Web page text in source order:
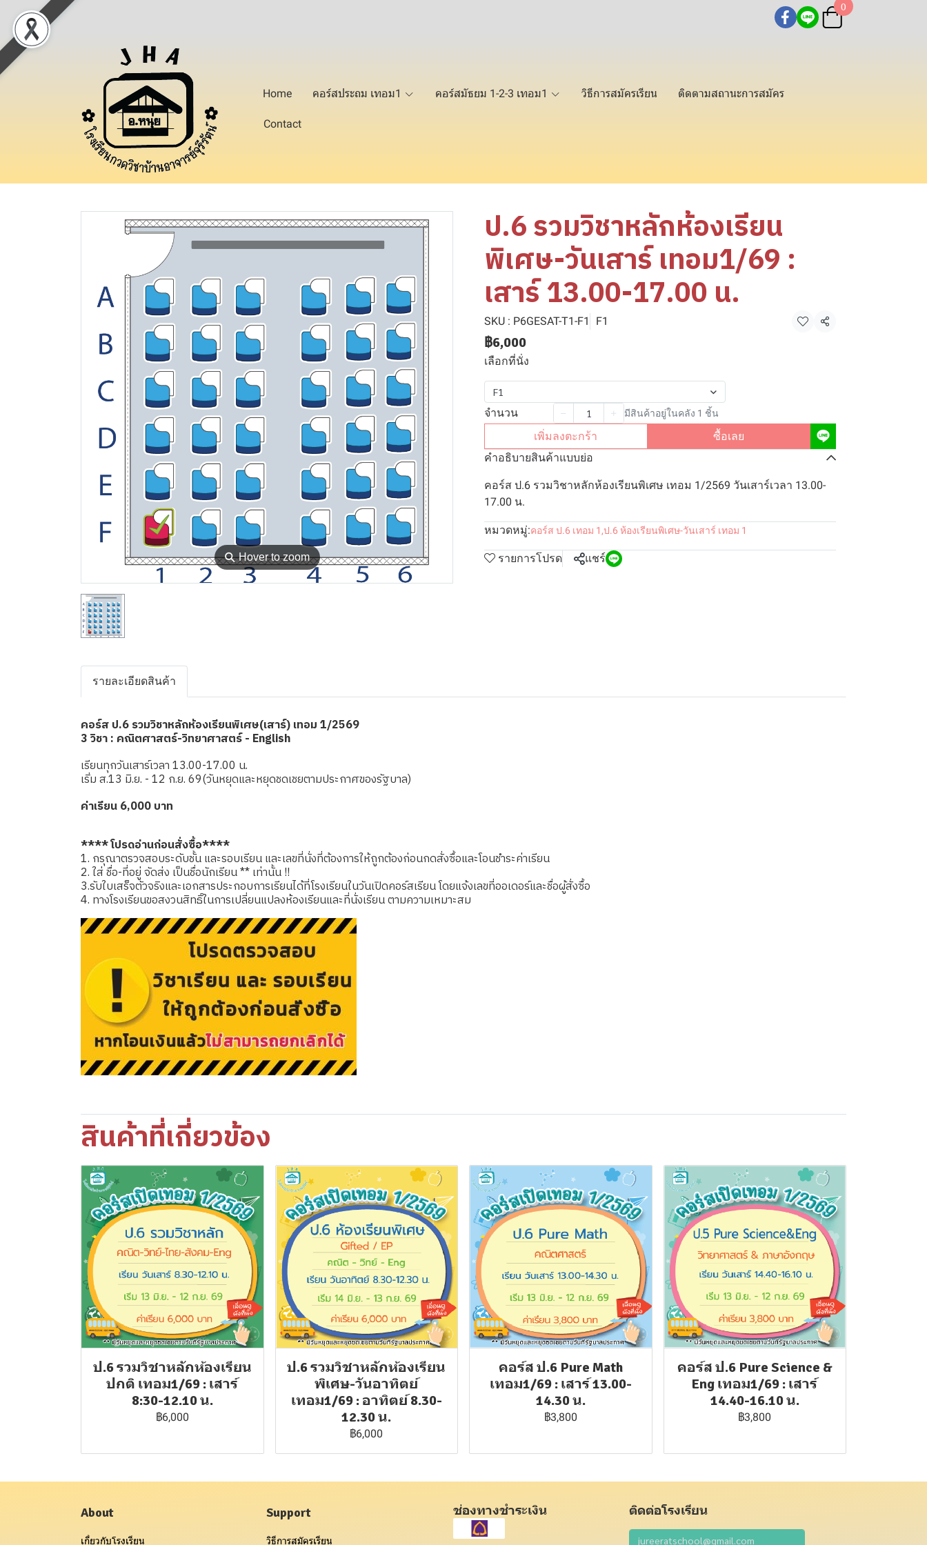
0
Home คอร์สประถม เทอม1 คอร์สมัธยม 1-2-3 เทอม1 วิธีการสมัครเรียน ติดตามสถานะการสมัคร
Contact
⚲Hover to zoom
ป.6 รวมวิชาหลักห้องเรียน
พิเศษ-วันเสาร์ เทอม1/69 :
เสาร์ 13.00-17.00 น.
SKU : P6GESAT-T1-F1 F1 แชร์
฿6,000
เลือกที่นั่ง
F1
จำนวน มีสินค้าอยู่ในคลัง 1 ชิ้น
เพิ่มลงตะกร้า
ซื้อเลย
คำอธิบายสินค้าแบบย่อ
คอร์ส ป.6 รวมวิชาหลักห้องเรียนพิเศษ เทอม 1/2569 วันเสาร์เวลา 13.00-
17.00 น.
หมวดหมู่:คอร์ส ป.6 เทอม 1 ,ป.6 ห้องเรียนพิเศษ-วันเสาร์ เทอม 1
รายการโปรด แชร์
รายละเอียดสินค้า
คอร์ส ป.6 รวมวิชาหลักห้องเรียนพิเศษ(เสาร์) เทอม 1/2569
3 วิชา : คณิตศาสตร์-วิทยาศาสตร์ - English
เรียนทุกวันเสาร์เวลา 13.00-17.00 น.
เริ่ม ส.13 มิ.ย. - 12 ก.ย. 69(วันหยุดและหยุดชดเชยตามประกาศของรัฐบาล)
ค่าเรียน 6,000 บาท
**** โปรดอ่านก่อนสั่งซื้อ****
1. กรุณาตรวจสอบระดับชั้น และรอบเรียน และเลขที่นั่งที่ต้องการให้ถูกต้องก่อนกดสั่งซื้อและโอนชำระค่าเรียน
2. ใส่ ชื่อ-ที่อยู่ จัดส่ง เป็นชื่อนักเรียน ** เท่านั้น !!
3.รับใบเสร็จตัวจริงและเอกสารประกอบการเรียนได้ที่โรงเรียนในวันเปิดคอร์สเรียน โดยแจ้งเลขที่ออเดอร์และชื่อผู้สั่งซื้อ
4. ทางโรงเรียนขอสงวนสิทธิ์ในการเปลี่ยนแปลงห้องเรียนและที่นั่งเรียน ตามความเหมาะสม
สินค้าที่เกี่ยวข้อง
ป.6 รวมวิชาหลักห้องเรียน
ปกติ เทอม1/69 : เสาร์
8:30-12.10 น.
฿6,000
ป.6 รวมวิชาหลักห้องเรียน
พิเศษ-วันอาทิตย์
เทอม1/69 : อาทิตย์ 8.30-
12.30 น.
฿6,000
คอร์ส ป.6 Pure Math
เทอม1/69 : เสาร์ 13.00-
14.30 น.
฿3,800
คอร์ส ป.6 Pure Science &
Eng เทอม1/69 : เสาร์
14.40-16.10 น.
฿3,800
About
เกี่ยวกับโรงเรียน
Support
วิธีการสมัครเรียน
ช่องทางชำระเงิน ติดต่อโรงเรียน